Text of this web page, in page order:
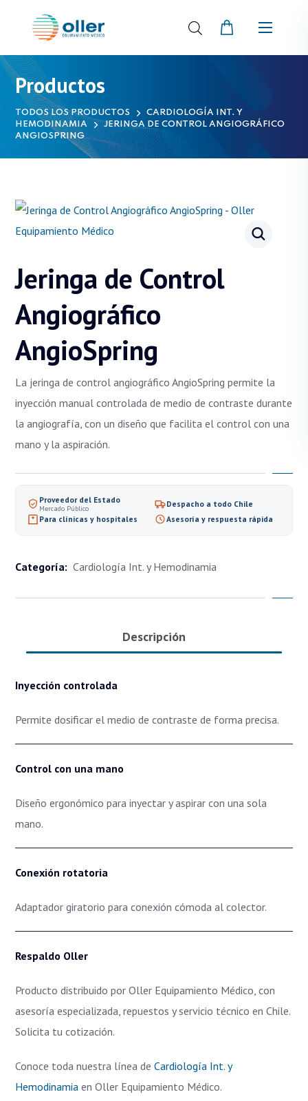
Productos
TODOS LOS PRODUCTOS
CARDIOLOGÍA INT. Y
HEMODINAMIA
JERINGA DE CONTROL ANGIOGRÁFICO
ANGIOSPRING
Jeringa de Control
Angiográfico
AngioSpring
La jeringa de control angiográfico AngioSpring permite la
inyección manual controlada de medio de contraste durante
la angiografía, con un diseño que facilita el control con una
mano y la aspiración.
Proveedor del Estado
Mercado Público
Despacho a todo Chile
Para clínicas y hospitales
Asesoría y respuesta rápida
Categoría: Cardiología Int. y Hemodinamia
Descripción
Inyección controlada
Permite dosificar el medio de contraste de forma precisa.
Control con una mano
Diseño ergonómico para inyectar y aspirar con una sola
mano.
Conexión rotatoria
Adaptador giratorio para conexión cómoda al colector.
Respaldo Oller
Producto distribuido por Oller Equipamiento Médico, con
asesoría especializada, repuestos y servicio técnico en Chile.
Solicita tu cotización.
Conoce toda nuestra línea deCardiología Int. y
Hemodinamia en Oller Equipamiento Médico.